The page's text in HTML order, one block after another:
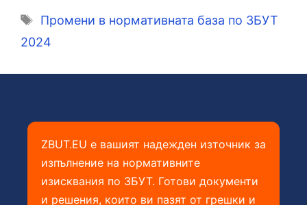
Етикети
Промени в нормативната база по ЗБУТ
2024
ZBUT.EU е вашият надежден източник за
изпълнение на нормативните
изисквания по ЗБУТ. Готови документи
и решения, които ви пазят от грешки и